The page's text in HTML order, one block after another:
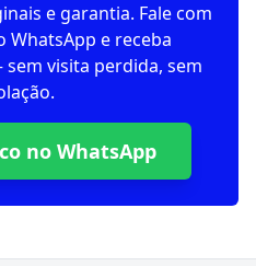
e garantia. Fale com
WhatsApp e receba
visita perdida, sem
no WhatsApp